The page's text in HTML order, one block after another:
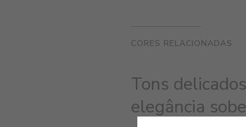
CORES RELACIONADAS
Tons
elegância